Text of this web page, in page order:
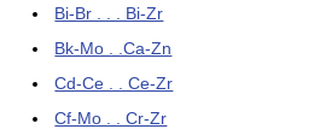
Bi-Br . . . Bi-Zr
Bk-Mo . .Ca-Zn
Cd-Ce . . Ce-Zr
Cf-Mo . . Cr-Zr